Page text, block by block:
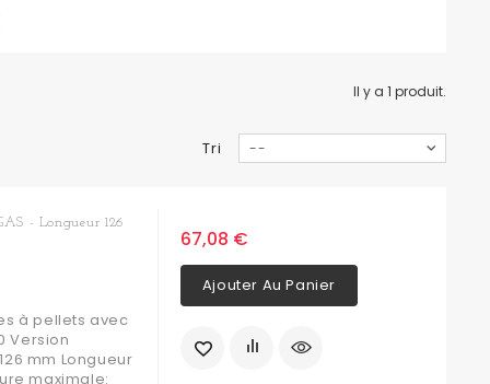
Il y a 1 produit.
Tri --
- Longueur 126
à pellets avec
Version
mm Longueur
maximale:
67,08 €
Ajouter Au Panier